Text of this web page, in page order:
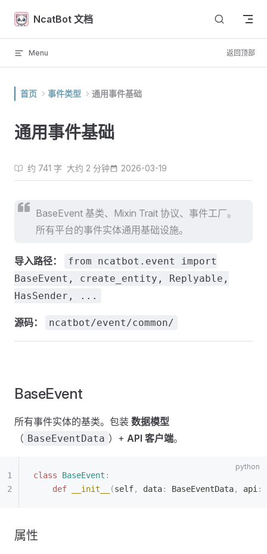
Skip to content
NcatBot 文档
Menu 返回顶部
首页 事件类型 通用事件基础
通用事件基础
约 741 字 大约 2 分钟 2026-03-19
BaseEvent 基类、Mixin Trait 协议、事件工厂。
所有平台的事件实体通用基础设施。
导入路径：
from ncatbot.event import
BaseEvent, create_entity, Replyable,
HasSender, ...
源码： ncatbot/event/common/
BaseEvent
所有事件实体的基类。包装 数据模型
（ BaseEventData ）+ API 客户端。
class BaseEvent :
    def
__init__ (self, data: BaseEventData, api :
属性